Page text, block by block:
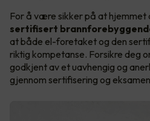
For å være sikker på at hjemmet
sertifisert
at både el-foretaket og den
riktig kompetanse. Forsikre deg
godkjent av et uavhengig og
gjennom sertifisering og